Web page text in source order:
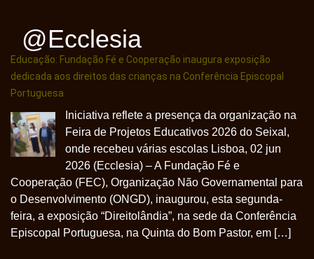
@ecclesia
Educação: Fundação Fé e Cooperação inaugura exposição
dedicada aos direitos das crianças na Conferência Episcopal
Portuguesa
Iniciativa reflete a presença da organização na
Feira de Projetos Educativos 2026 do Seixal,
onde recebeu várias escolas Lisboa, 02 jun
2026 (Ecclesia) – A Fundação Fé e
Cooperação (FEC), Organização Não Governamental para
o Desenvolvimento (ONGD), inaugurou, esta segunda-
feira, a exposição “Direitolândia”, na sede da Conferência
Episcopal Portuguesa, na Quinta do Bom Pastor, em […]